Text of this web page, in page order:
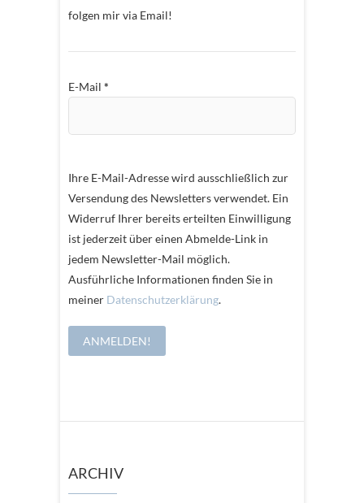
folgen mir via Email!
E-Mail *
Ihre E-Mail-Adresse wird ausschließlich zur
Versendung des Newsletters verwendet. Ein
Widerruf Ihrer bereits erteilten Einwilligung
ist jederzeit über einen Abmelde-Link in
jedem Newsletter-Mail möglich.
Ausführliche Informationen finden Sie in
meiner Datenschutzerklärung.
ARCHIV